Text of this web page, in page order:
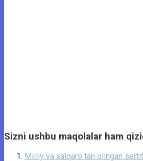
Sizni ushbu maqolalar ham
Milliy va xalqaro tan olingan